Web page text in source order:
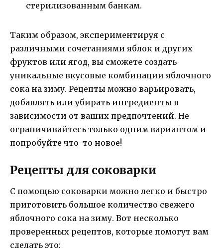
стерилизованным банкам.
Таким образом, экспериментируя с
различными сочетаниями яблок и других
фруктов или ягод, вы сможете создать
уникальные вкусовые комбинации яблочного
сока на зиму. Рецепты можно варьировать,
добавлять или убирать ингредиенты в
зависимости от ваших предпочтений. Не
ограничивайтесь только одним вариантом и
попробуйте что-то новое!
Рецепты для соковарки
С помощью соковарки можно легко и быстро
приготовить большое количество свежего
яблочного сока на зиму. Вот несколько
проверенных рецептов, которые помогут вам
сделать это: